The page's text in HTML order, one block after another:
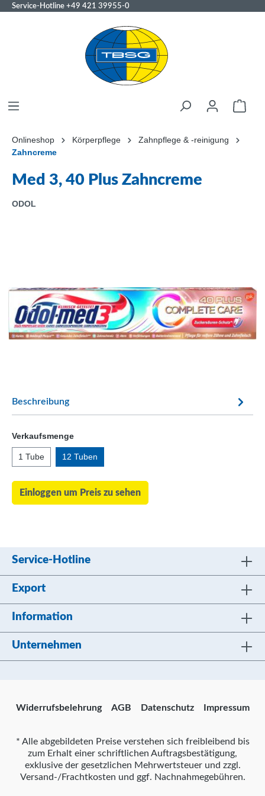
Service-Hotline +49 421 39955-0
Onlineshop Körperpflege
Zahnpflege & -reinigung
Zahncreme
Med 3, 40 Plus Zahncreme
ODOL
Beschreibung
Verkaufsmenge
1 Tube 12 Tuben
Einloggen um Preis zu sehen
Service-Hotline
Export
Information
Unternehmen
Widerrufsbelehrung AGB Datenschutz Impressum
* Alle abgebildeten Preise verstehen sich freibleibend bis
zum Erhalt einer schriftlichen Auftragsbestätigung,
exklusive der gesetzlichen Mehrwertsteuer und zzgl.
Versand-/Frachtkosten und ggf. Nachnahmegebühren.